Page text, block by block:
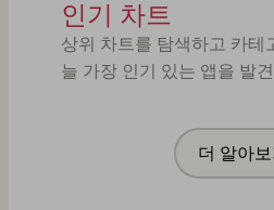
인기 차트
상위 차트를 탐색하고 카테
늘 가장 인기 있는 앱을 발
더 알아보